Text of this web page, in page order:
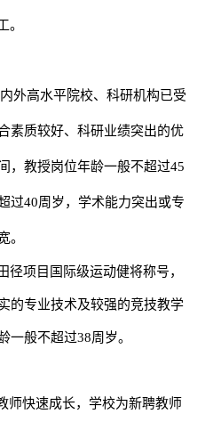
。
内外高水平院校、科研机构已受
素质较好、科研业绩突出的优
，教授岗位年龄一般不超过45
过40周岁，学术能力突出或专
。
径项目国际级运动健将称号，
的专业技术及较强的竞技教学
一般不超过38周岁。
师快速成长，学校为新聘教师